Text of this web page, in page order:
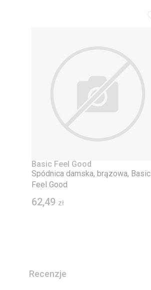
Basic Feel Good
Spódnica damska, brązowa, Basic
Feel Good
62,49 zł
Recenzje